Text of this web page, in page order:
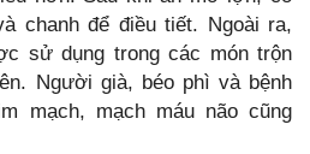
chanh để điều tiết. Ngoài ra,
sử dụng trong các món trộn
Người già, béo phì và bệnh
mạch, mạch máu não cũng